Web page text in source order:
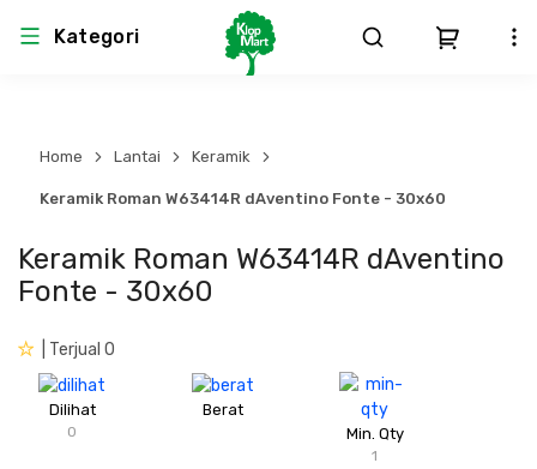
Kategori
Atap & Rangka
Lem
Pintu, Jendela & Perlengkapan
Produk Teknikal & Kimia
Produk K3
Bekisting
Sistem Pengudaraan
Sistem Elektro
Sistem Pemipaan
Home Lantai Keramik
Keramik Roman W63414R dAventino Fonte - 30x60
Keramik Roman W63414R dAventino
Fonte - 30x60
| Terjual 0
Dilihat
0
Berat
Min. Qty
1